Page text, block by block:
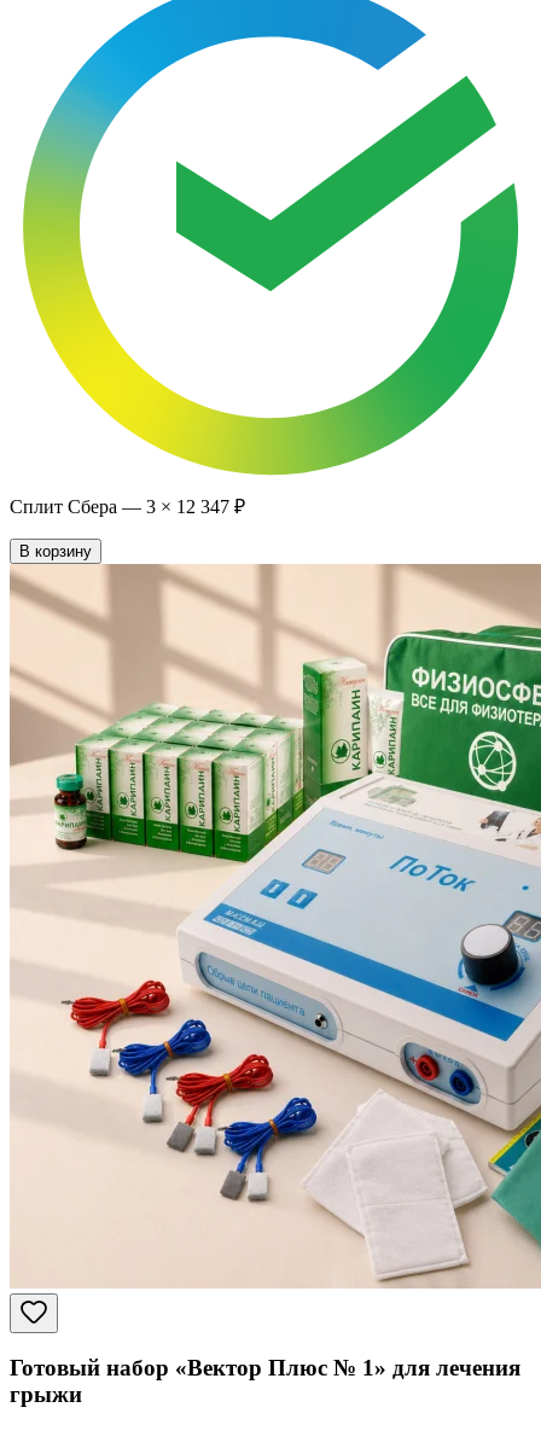
Сплит Сбера — 3 × 12 347 ₽
В корзину
Готовый набор «Вектор Плюс № 1» для лечения
грыжи